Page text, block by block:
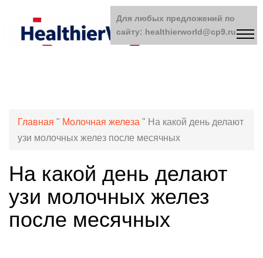
Главная " Молочная железа " На какой день делают
узи молочных желез после месячных
На какой день делают
узи молочных желез
после месячных
Для любых предложений по
сайту: healthierworld@cp9.ru